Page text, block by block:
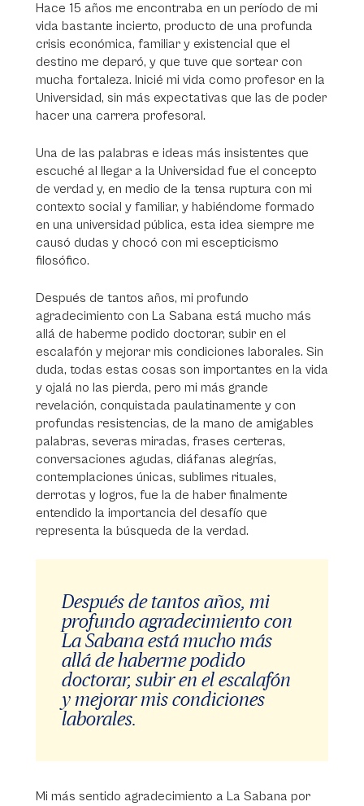
Hace 15 años me encontraba en un período de mi
vida bastante incierto, producto de una profunda
crisis económica, familiar y existencial que el
destino me deparó, y que tuve que sortear con
mucha fortaleza. Inicié mi vida como profesor en la
Universidad, sin más expectativas que las de poder
hacer una carrera profesoral.
Una de las palabras e ideas más insistentes que
escuché al llegar a la Universidad fue el concepto
de verdad y, en medio de la tensa ruptura con mi
contexto social y familiar, y habiéndome formado
en una universidad pública, esta idea siempre me
causó dudas y chocó con mi escepticismo
filosófico.
Después de tantos años, mi profundo
agradecimiento con La Sabana está mucho más
allá de haberme podido doctorar, subir en el
escalafón y mejorar mis condiciones laborales. Sin
duda, todas estas cosas son importantes en la vida
y ojalá no las pierda, pero mi más grande
revelación, conquistada paulatinamente y con
profundas resistencias, de la mano de amigables
palabras, severas miradas, frases certeras,
conversaciones agudas, diáfanas alegrías,
contemplaciones únicas, sublimes rituales,
derrotas y logros, fue la de haber finalmente
entendido la importancia del desafío que
representa la búsqueda de la verdad.
Después de tantos años, mi
profundo agradecimiento con
La Sabana está mucho más
allá de haberme podido
doctorar, subir en el escalafón
y mejorar mis condiciones
laborales.
Mi más sentido agradecimiento a La Sabana por